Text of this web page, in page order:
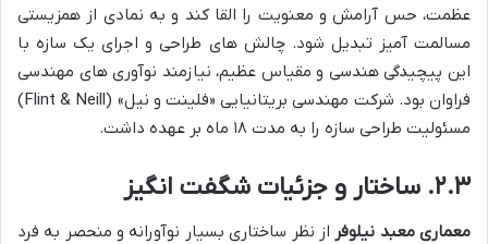
عظمت، حس آرامش و معنویت را القا کند و به نمادی از همزیستی
مسالمت آمیز تبدیل شود. چالش های طراحی و اجرای یک سازه با
این پیچیدگی هندسی و مقیاس عظیم، نیازمند نوآوری های مهندسی
فراوان بود. شرکت مهندسی بریتانیایی «فلینت و نیل» (Flint & Neill)
مسئولیت طراحی سازه را به مدت ۱۸ ماه بر عهده داشت.
۲.۳. ساختار و جزئیات شگفت انگیز
معماری معبد نیلوفر از نظر ساختاری بسیار نوآورانه و منحصر به فرد